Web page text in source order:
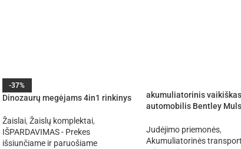
-37%
Dinozaurų megėjams 4in1 rinkinys
Žaislai, Žaislų komplektai,
IŠPARDAVIMAS - Prekes
išsiunčiame ir paruošiame
akumuliatorinis vaikiškas
automobilis Bentley
Judėjimo priemonės,
Akumuliatorinės